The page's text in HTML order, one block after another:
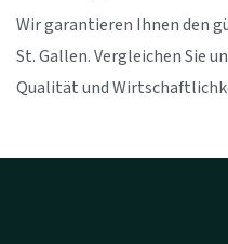
Wir garantieren Ihnen den
St. Gallen. Vergleichen Sie
Qualität und